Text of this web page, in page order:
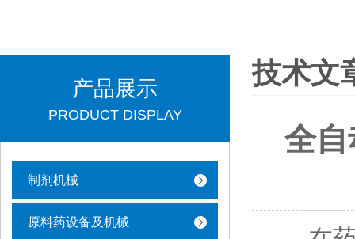
产品展示
PRODUCT DISPLAY
制剂机械
原料药设备及机械
技术文
全